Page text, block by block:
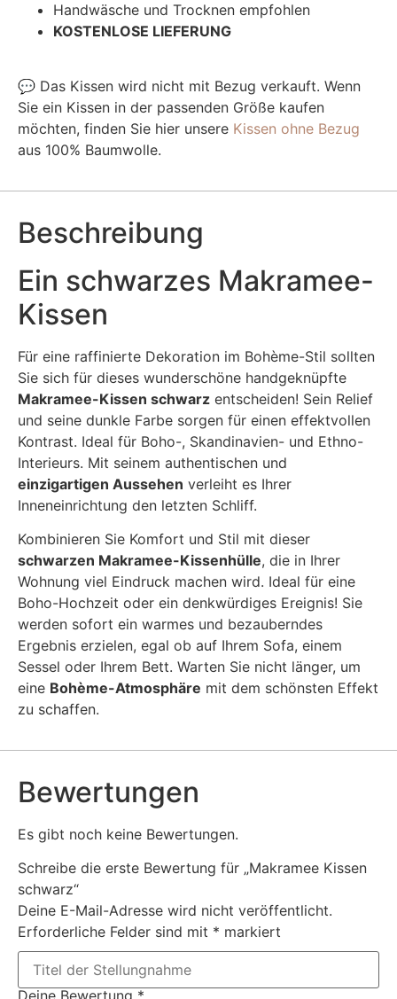
Handwäsche und Trocknen empfohlen
KOSTENLOSE LIEFERUNG
💬 Das Kissen wird nicht mit Bezug verkauft. Wenn
Sie ein Kissen in der passenden Größe kaufen
möchten, finden Sie hier unsere Kissen ohne Bezug
aus 100% Baumwolle.
Beschreibung
Ein schwarzes Makramee-
Kissen
Für eine raffinierte Dekoration im Bohème-Stil sollten
Sie sich für dieses wunderschöne handgeknüpfte
Makramee-Kissen schwarz entscheiden! Sein Relief
und seine dunkle Farbe sorgen für einen effektvollen
Kontrast. Ideal für Boho-, Skandinavien- und Ethno-
Interieurs. Mit seinem authentischen und
einzigartigen Aussehen verleiht es Ihrer
Inneneinrichtung den letzten Schliff.
Kombinieren Sie Komfort und Stil mit dieser
schwarzen Makramee-Kissenhülle, die in Ihrer
Wohnung viel Eindruck machen wird. Ideal für eine
Boho-Hochzeit oder ein denkwürdiges Ereignis! Sie
werden sofort ein warmes und bezauberndes
Ergebnis erzielen, egal ob auf Ihrem Sofa, einem
Sessel oder Ihrem Bett. Warten Sie nicht länger, um
eine Bohème-Atmosphäre mit dem schönsten Effekt
zu schaffen.
Bewertungen
Es gibt noch keine Bewertungen.
Schreibe die erste Bewertung für „Makramee Kissen
schwarz“
Deine E-Mail-Adresse wird nicht veröffentlicht.
Erforderliche Felder sind mit * markiert
Deine Bewertung *